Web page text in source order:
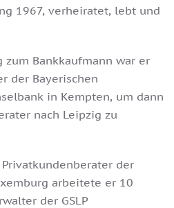
1967, verheiratet, lebt und
zum Bankkaufmann war er
der Bayerischen
in Kempten, um dann
nach Leipzig zu
der
arbeitete er 10
der GSLP